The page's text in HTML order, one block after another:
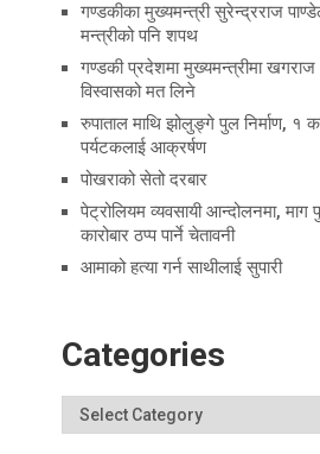
गण्डकीका मुख्यमन्त्री सुरेन्द्रराज
मन्त्रीको पनि शपथ
गण्डकी प्रदेशमा मुख्यमन्त्रीमा
विस्वासको मत लिने
रुपाताल माथि झोलुङ्गे पुल निर्माण, १
पर्यटकलाई आक्रर्षण
पोखराको सेतो दरबार
पेट्रोलियम व्यवसायी आन्दोलनमा, माग
कारोबार ठप्प पार्ने चेतावनी
आमाको हत्या गर्न साथीलाई सुपारी
Categories